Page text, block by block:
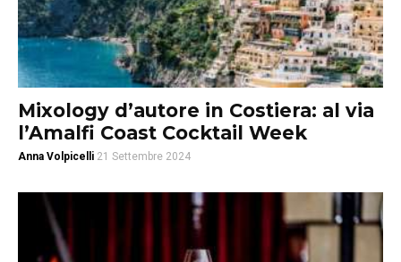
Mixology d’autore in Costiera: al via
l’Amalfi Coast Cocktail Week
Anna Volpicelli 21 Settembre 2024